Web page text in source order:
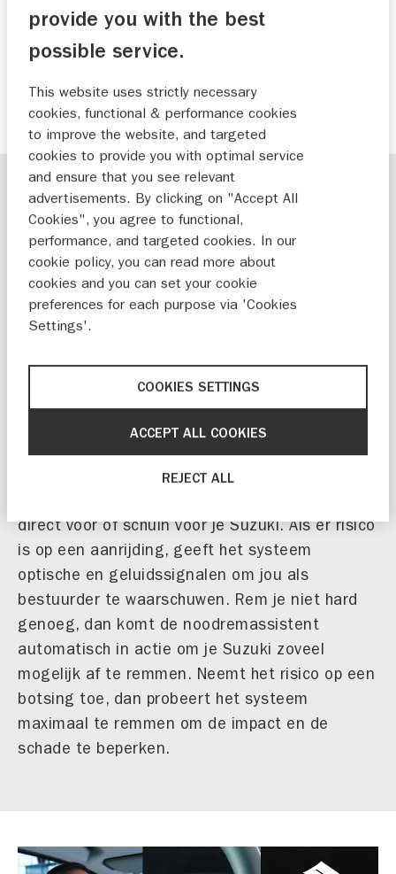
DUAL SENSOR BRAKE SUPPORT (DSBS)
De radar en camera’s van dit systeem
direct vóór of schuin vóór je Suzuki. Als er risico
is op een aanrijding, geeft het systeem
optische en geluidssignalen om jou als
bestuurder te waarschuwen. Rem je niet hard
genoeg, dan komt de noodremassistent
automatisch in actie om je Suzuki zoveel
mogelijk af te remmen. Neemt het risico op een
botsing toe, dan probeert het systeem
maximaal te remmen om de impact en de
schade te beperken.
provide you with the best
possible service.
This website uses strictly necessary
cookies, functional & performance cookies
to improve the website, and targeted
cookies to provide you with optimal service
and ensure that you see relevant
advertisements. By clicking on "Accept All
Cookies", you agree to functional,
performance, and targeted cookies. In our
cookie policy, you can read more about
cookies and you can set your cookie
preferences for each purpose via 'Cookies
Settings'.
COOKIES SETTINGS
REJECT ALL
ACCEPT ALL COOKIES